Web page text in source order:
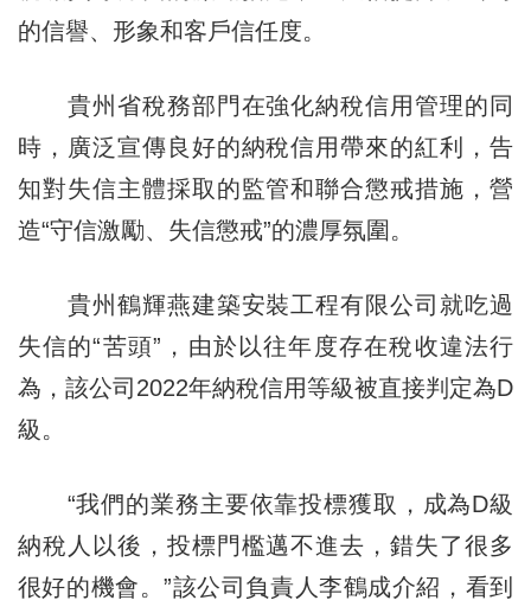
的信譽、形象和客戶信任度。
貴州省稅務部門在強化納稅信用管理的同
時，廣泛宣傳良好的納稅信用帶來的紅利，告
知對失信主體採取的監管和聯合懲戒措施，營
造“守信激勵、失信懲戒”的濃厚氛圍。
貴州鶴輝燕建築安裝工程有限公司就吃過
失信的“苦頭”，由於以往年度存在稅收違法行
為，該公司2022年納稅信用等級被直接判定為D
級。
“我們的業務主要依靠投標獲取，成為D級
納稅人以後，投標門檻邁不進去，錯失了很多
很好的機會。”該公司負責人李鶴成介紹，看到